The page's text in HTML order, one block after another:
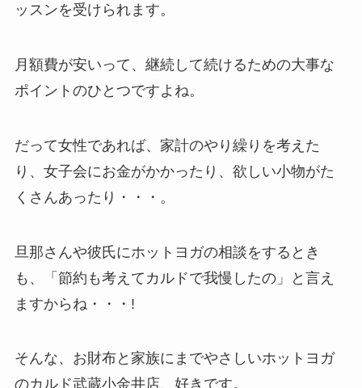
ッスンを受けられます。
月額費が安いって、継続して続けるための大事な
ポイントのひとつですよね。
だって女性であれば、家計のやり繰りを考えた
り、女子会にお金がかかったり、欲しい小物がた
くさんあったり・・・。
旦那さんや彼氏にホットヨガの相談をするとき
も、「節約も考えてカルドで我慢したの」と言え
ますからね・・・!
そんな、お財布と家族にまでやさしいホットヨガ
のカルド武蔵小金井店、好きです。